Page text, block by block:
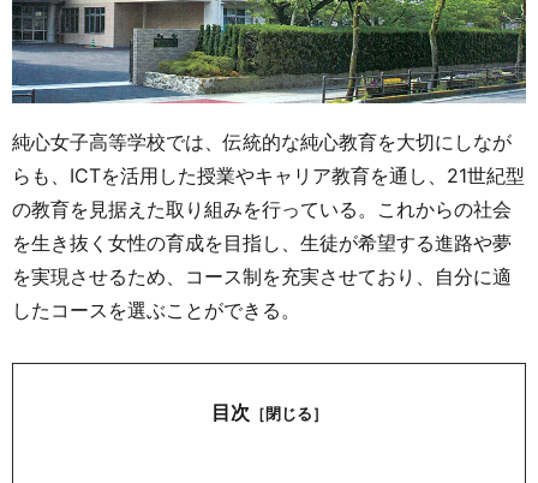
純心女子高等学校では、伝統的な純心教育を大切にしなが
らも、ICTを活用した授業やキャリア教育を通し、21世紀型
の教育を見据えた取り組みを行っている。これからの社会
を生き抜く女性の育成を目指し、生徒が希望する進路や夢
を実現させるため、コース制を充実させており、自分に適
したコースを選ぶことができる。
目次 ［閉じる］